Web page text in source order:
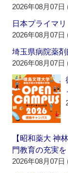
2026年08月07日
日本プライマ
2026年08月07日
埼玉県病院薬
2026年08月07日
【昭和薬大 神
門教育の充実を
2026年08月07日